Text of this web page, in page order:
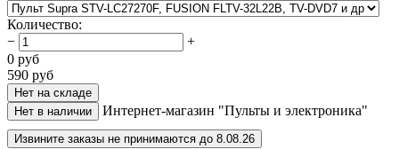
Количество:
−
+
0 руб
590 руб
Нет на складе
Нет в наличии
Интернет-магазин "Пульты и электроника"
Извините заказы не принимаются до 8.08.26